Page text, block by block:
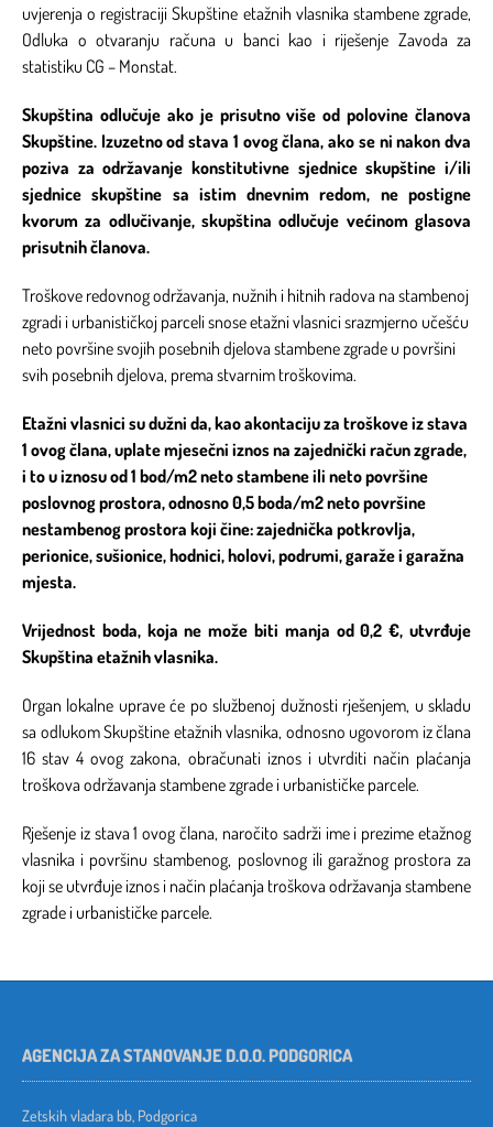
uvjerenja o registraciji Skupštine etažnih vlasnika stambene zgrade,
Odluka o otvaranju računa u banci kao i riješenje Zavoda za
statistiku CG – Monstat.
Skupština odlučuje ako je prisutno više od polovine članova
Skupštine. Izuzetno od stava 1 ovog člana, ako se ni nakon dva
poziva za održavanje konstitutivne sjednice skupštine i/ili
sjednice skupštine sa istim dnevnim redom, ne postigne
kvorum za odlučivanje, skupština odlučuje većinom glasova
prisutnih članova.
Troškove redovnog održavanja, nužnih i hitnih radova na stambenoj
zgradi i urbanističkoj parceli snose etažni vlasnici srazmjerno učešću
neto površine svojih posebnih djelova stambene zgrade u površini
svih posebnih djelova, prema stvarnim troškovima.
Etažni vlasnici su dužni da, kao akontaciju za troškove iz stava
1 ovog člana, uplate mjesečni iznos na zajednički račun zgrade,
i to u iznosu od 1 bod/m2 neto stambene ili neto površine
poslovnog prostora, odnosno 0,5 boda/m2 neto površine
nestambenog prostora koji čine: zajednička potkrovlja,
perionice, sušionice, hodnici, holovi, podrumi, garaže i garažna
mjesta.
Vrijednost boda, koja ne može biti manja od 0,2 €, utvrđuje
Skupština etažnih vlasnika.
Organ lokalne uprave će po službenoj dužnosti rješenjem, u skladu
sa odlukom Skupštine etažnih vlasnika, odnosno ugovorom iz člana
16 stav 4 ovog zakona, obračunati iznos i utvrditi način plaćanja
troškova održavanja stambene zgrade i urbanističke parcele.
Rješenje iz stava 1 ovog člana, naročito sadrži ime i prezime etažnog
vlasnika i površinu stambenog, poslovnog ili garažnog prostora za
koji se utvrđuje iznos i način plaćanja troškova održavanja stambene
zgrade i urbanističke parcele.
AGENCIJA ZA STANOVANJE D.O.O. PODGORICA
Zetskih vladara bb, Podgorica